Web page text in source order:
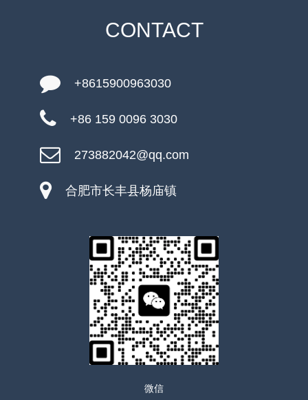
CONTACT
+8615900963030
+86 159 0096 3030
273882042@qq.com
合肥市长丰县杨庙镇
微信